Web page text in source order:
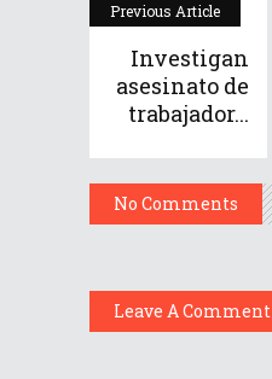
Previous Article
Investigan
asesinato de
trabajador...
No Comments
Leave A Comment